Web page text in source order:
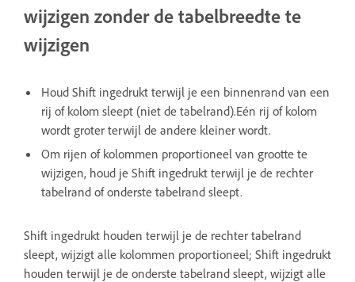
wijzigen zonder de tabelbreedte te
wijzigen
Houd Shift ingedrukt terwijl je een binnenrand van een
rij of kolom sleept (niet de tabelrand).Eén rij of kolom
wordt groter terwijl de andere kleiner wordt.
Om rijen of kolommen proportioneel van grootte te
wijzigen, houd je Shift ingedrukt terwijl je de rechter
tabelrand of onderste tabelrand sleept.
Shift ingedrukt houden terwijl je de rechter tabelrand
sleept, wijzigt alle kolommen proportioneel; Shift ingedrukt
houden terwijl je de onderste tabelrand sleept, wijzigt alle